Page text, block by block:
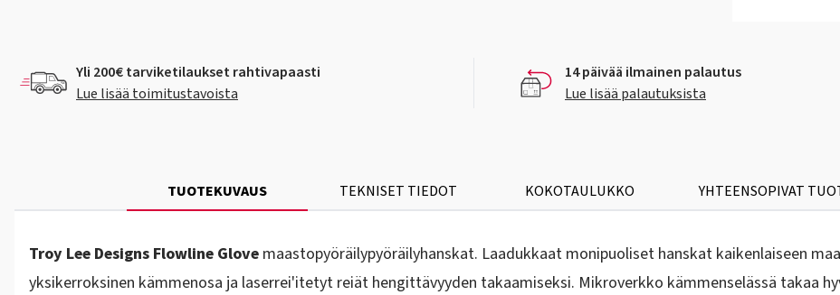
Yli 200€ tarviketilaukset rahtivapaasti
Lue lisää toimitustavoista
14 päivää ilmainen palautus
Lue lisää palautuksista
TUOTEKUVAUS TEKNISET TIEDOT KOKOTAULUKKO YHTEENSOPIVAT
Troy Lee Designs Flowline Glove maastopyöräilypyöräilyhanskat. Laadukkaat monipuoliset hanskat kaikenlaiseen
yksikerroksinen kämmenosa ja laserrei'itetyt reiät hengittävyyden takaamiseksi. Mikroverkko kämmenselässä takaa